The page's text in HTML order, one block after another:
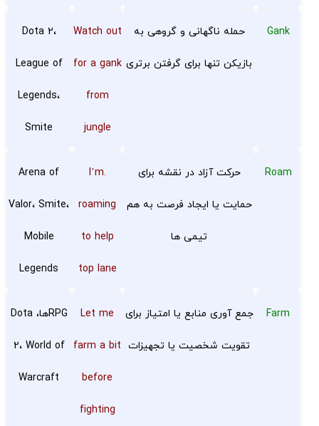
Gank حمله ناگهانی و گروهی به
بازیکن تنها برای گرفتن برتری
Watch out
for a gank
from
jungle
Dota 2،
League of
Legends،
Smite
Roam حرکت آزاد در نقشه برای
حمایت یا ایجاد فرصت به هم
تیمی ها
.I’m
roaming
to help
top lane
Arena of
Valor، Smite،
Mobile
Legends
Farm جمع آوری منابع یا امتیاز برای
تقویت شخصیت یا تجهیزات
Let me
farm a bit
before
fighting
RPGها، Dota
2، World of
Warcraft